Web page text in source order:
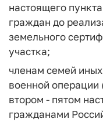
настоящего
граждан до
земельного
участка;
членам семей
военной операции
втором - пятом
гражданами